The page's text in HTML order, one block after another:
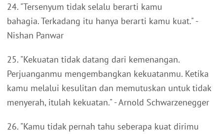
24. "Tersenyum tidak selalu berarti kamu
bahagia. Terkadang itu hanya berarti kamu kuat." -
Nishan Panwar
25. "Kekuatan tidak datang dari kemenangan.
Perjuanganmu mengembangkan kekuatanmu. Ketika
kamu melalui kesulitan dan memutuskan untuk tidak
menyerah, itulah kekuatan." - Arnold Schwarzenegger
26. "Kamu tidak pernah tahu seberapa kuat dirimu